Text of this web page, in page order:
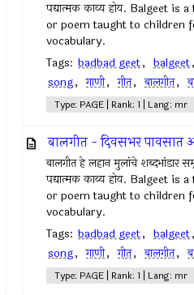
पद्यात्मक काव्य होय. Balgeet
or poem taught to children
vocabulary.
Tags: badbad geet, balgeet,
song, गाणी, गीत, बालगीत,
Type: PAGE | Rank: 1 | Lang: mr
बालगीत - दिवसभर
बालगीत हे लहान मुलांचे शब्दभांडार
पद्यात्मक काव्य होय. Balgeet
or poem taught to children
vocabulary.
Tags: badbad geet, balgeet,
song, गाणी, गीत, बालगीत,
Type: PAGE | Rank: 1 | Lang: mr